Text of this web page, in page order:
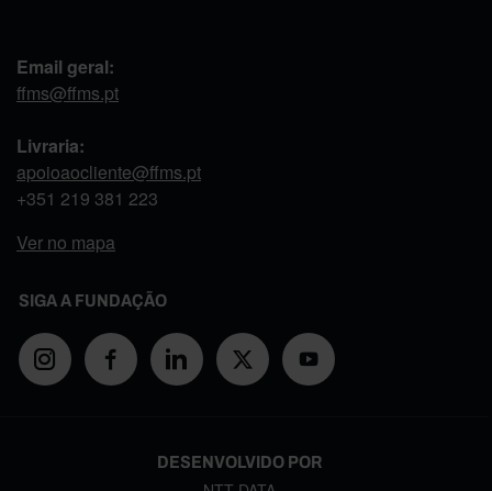
Email geral:
ffms@ffms.pt
Livraria:
apoioaocliente@ffms.pt
+351 219 381 223
Ver no mapa
SIGA A FUNDAÇÃO
DESENVOLVIDO POR